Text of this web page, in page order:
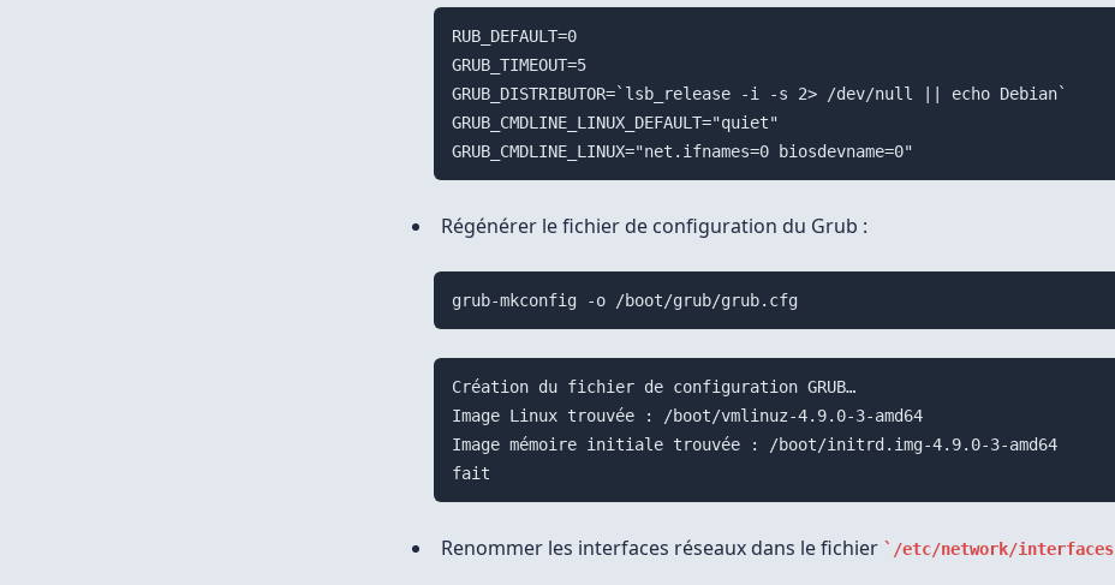
RUB_DEFAULT=0
GRUB_TIMEOUT=5
GRUB_DISTRIBUTOR=`lsb_release -i -s 2> /dev/null || echo Debian`
GRUB_CMDLINE_LINUX_DEFAULT="quiet"
Régénérer le fichier de configuration du Grub :
grub-mkconfig -o /boot/grub/grub.cfg
Création du fichier de configuration GRUB…
Image Linux trouvée : /boot/vmlinuz-4.9.0-3-amd64
Image mémoire initiale trouvée : /boot/initrd.img-4.9.0-3-amd64
Renommer les interfaces réseaux dans le fichier /etc/network/interfaces